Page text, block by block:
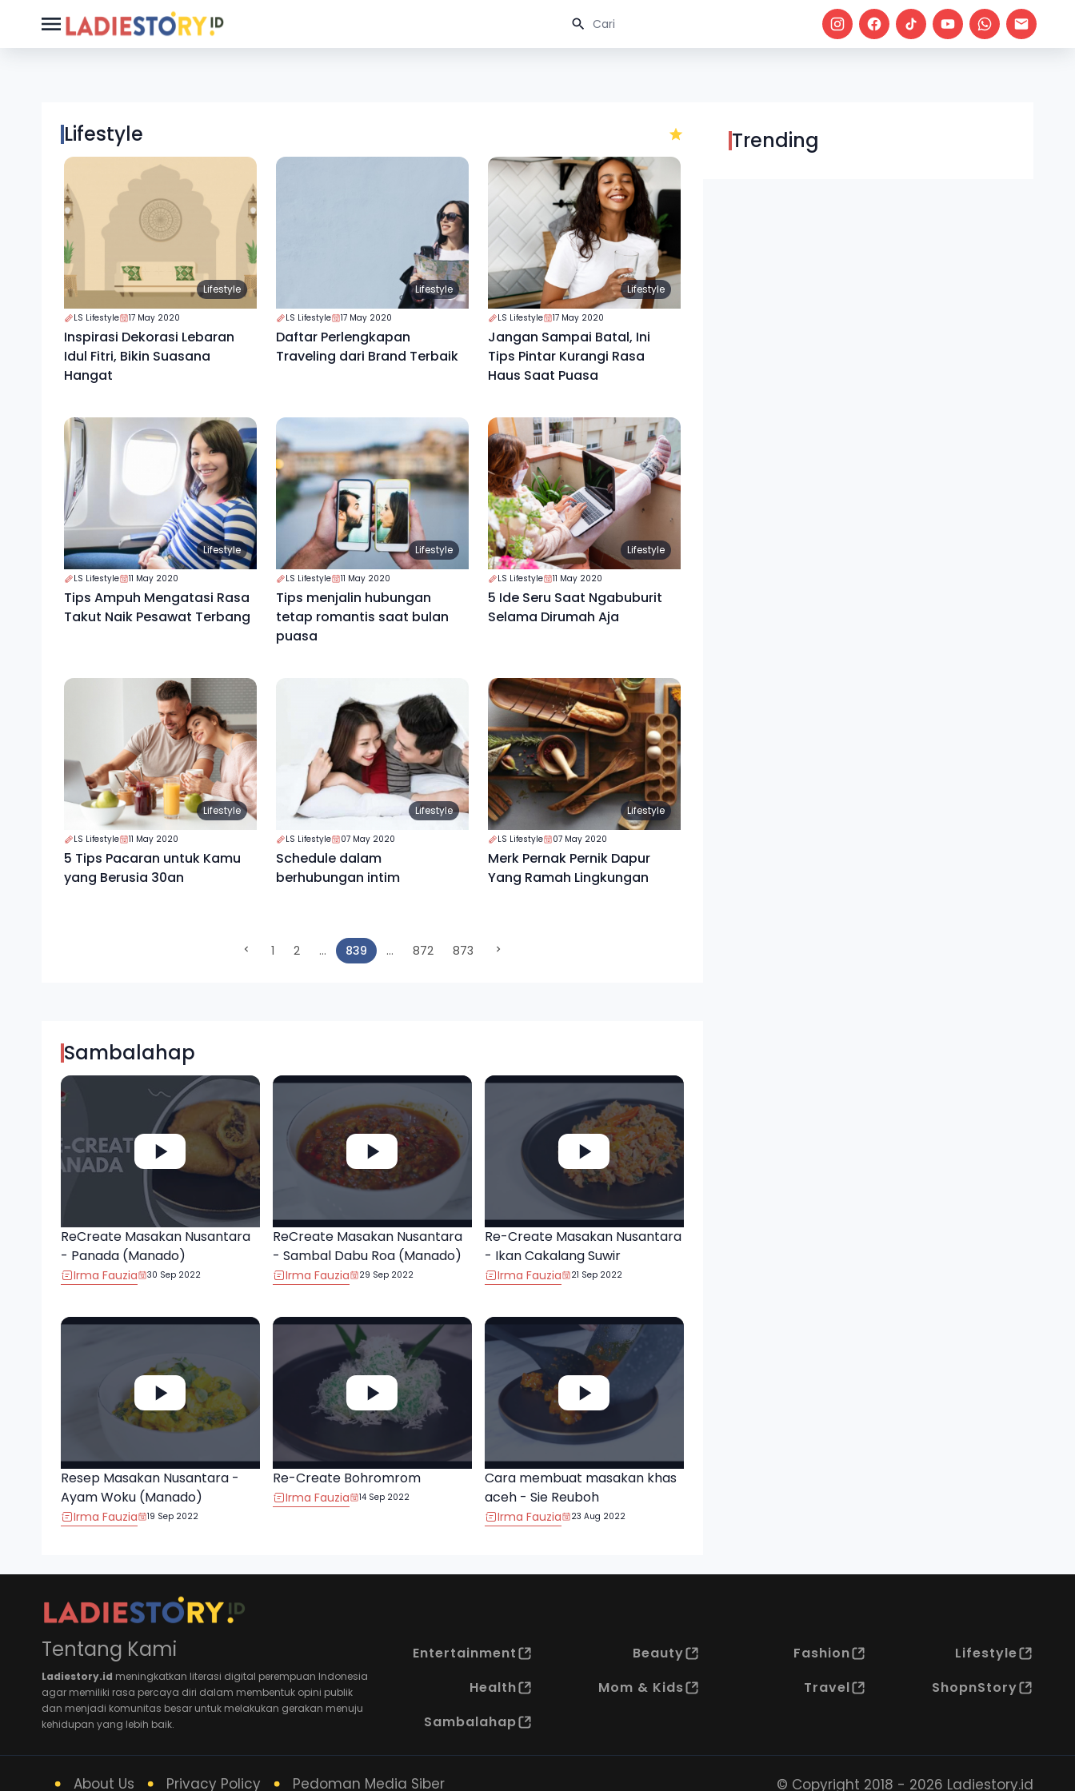
Lifestyle
Lifestyle
LS Lifestyle 17 May 2020
Inspirasi Dekorasi Lebaran
Idul Fitri, Bikin Suasana
Hangat
Lifestyle
LS Lifestyle 17 May 2020
Daftar Perlengkapan
Traveling dari Brand Terbaik
Lifestyle
LS Lifestyle 17 May 2020
Jangan Sampai Batal, Ini
Tips Pintar Kurangi Rasa
Haus Saat Puasa
Lifestyle
LS Lifestyle 11 May 2020
Tips Ampuh Mengatasi Rasa
Takut Naik Pesawat Terbang
Lifestyle
LS Lifestyle 11 May 2020
Tips menjalin hubungan
tetap romantis saat bulan
puasa
Lifestyle
LS Lifestyle 11 May 2020
5 Ide Seru Saat Ngabuburit
Selama Dirumah Aja
Lifestyle
LS Lifestyle 11 May 2020
5 Tips Pacaran untuk Kamu
yang Berusia 30an
Lifestyle
LS Lifestyle 07 May 2020
Schedule dalam
berhubungan intim
Lifestyle
LS Lifestyle 07 May 2020
Merk Pernak Pernik Dapur
Yang Ramah Lingkungan
1 2 ... 839(current)
... 872 873
Trending
Sambalahap
ReCreate Masakan Nusantara
- Panada (Manado)
Irma Fauzia 30 Sep 2022
ReCreate Masakan Nusantara
- Sambal Dabu Roa (Manado)
Irma Fauzia 29 Sep 2022
Re-Create Masakan Nusantara
- Ikan Cakalang Suwir
Irma Fauzia 21 Sep 2022
Resep Masakan Nusantara -
Ayam Woku (Manado)
Irma Fauzia 19 Sep 2022
Re-Create Bohromrom
Irma Fauzia 14 Sep 2022
Cara membuat masakan khas
aceh - Sie Reuboh
Irma Fauzia 23 Aug 2022
Tentang Kami
Ladiestory.id meningkatkan literasi digital perempuan Indonesia
agar memiliki rasa percaya diri dalam membentuk opini publik
dan menjadi komunitas besar untuk melakukan gerakan menuju
kehidupan yang lebih baik.
Entertainment Beauty Fashion
Lifestyle
Health
Mom & Kids Travel
ShopnStory
Sambalahap
About Us Privacy Policy Pedoman Media Siber © Copyright 2018 - 2026 Ladiestory.id